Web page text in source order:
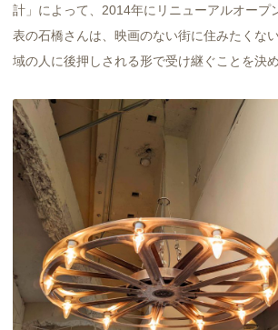
計」によって、2014年にリニューアルオープ
表の石橋さんは、映画のない街に住みたくな
域の人に後押しされる形で受け継ぐことを決